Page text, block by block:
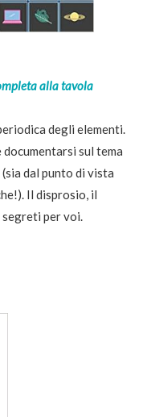
alla tavola
degli elementi.
documentarsi sul tema
dal punto di vista
Il disprosio, il
per voi.